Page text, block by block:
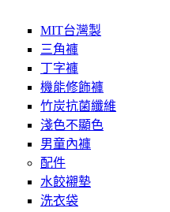
MIT台灣製
三角褲
丁字褲
機能修飾褲
竹炭抗菌纖維
淺色不顯色
男童內褲
配件
水餃襯墊
洗衣袋